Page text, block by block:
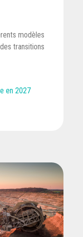
modèles
transitions
en 2027